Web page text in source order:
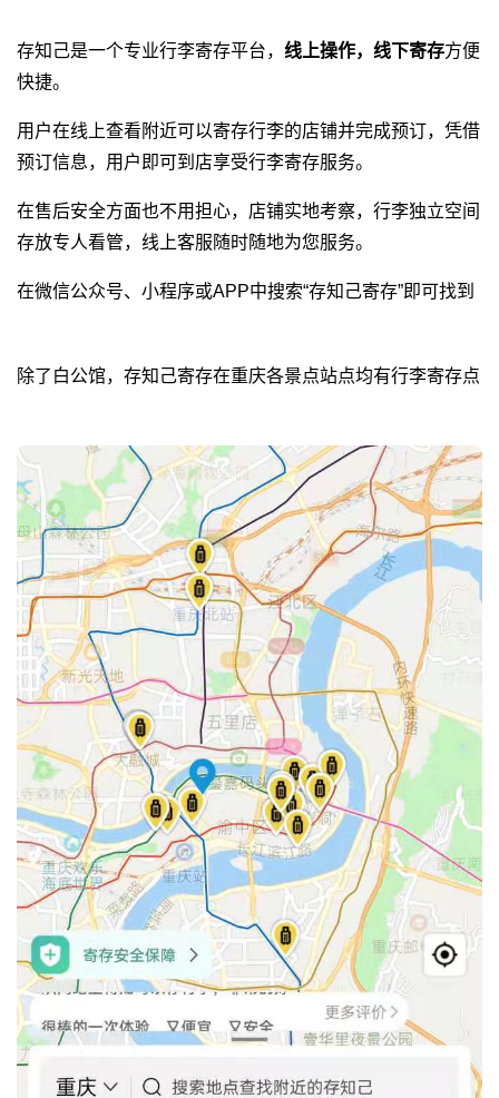
存知己是一个专业行李寄存平台， 线上操作，线下寄存方便
快捷。
用户在线上查看附近可以寄存行李的店铺并完成预订，凭借
预订信息，用户即可到店享受行李寄存服务。
在售后安全方面也不用担心，店铺实地考察，行李独立空间
存放专人看管，线上客服随时随地为您服务。
在微信公众号、小程序或APP中搜索“存知己寄存”即可找到
除了白公馆，存知己寄存在重庆各景点站点均有行李寄存点